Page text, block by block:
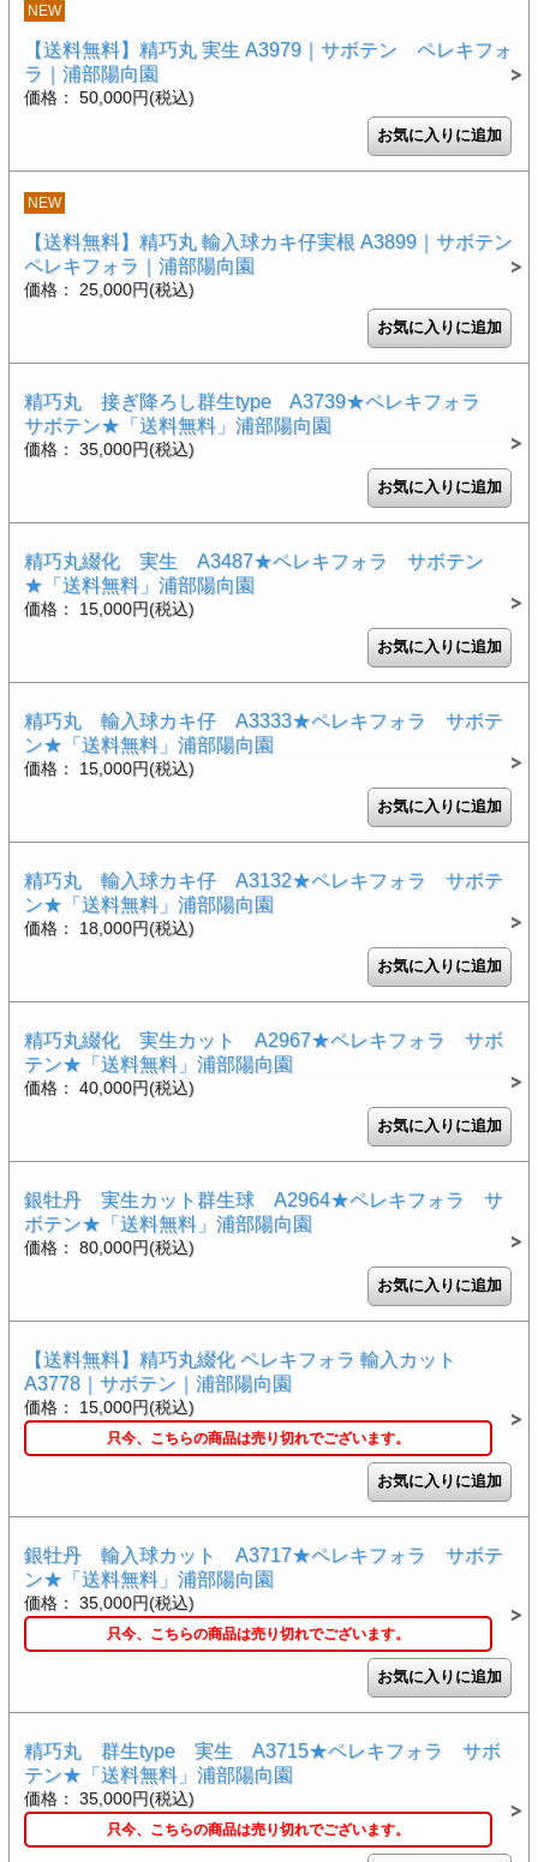
NEW
【送料無料】精巧丸 実生 A3979｜サボテン ペレキフォ
ラ｜浦部陽向園
価格： 50,000円(税込)
NEW
【送料無料】精巧丸 輸入球カキ仔実根 A3899｜サボテン
ペレキフォラ｜浦部陽向園
価格： 25,000円(税込)
精巧丸 接ぎ降ろし群生type A3739★ペレキフォラ
サボテン★「送料無料」浦部陽向園
価格： 35,000円(税込)
精巧丸綴化 実生 A3487★ペレキフォラ サボテン
★「送料無料」浦部陽向園
価格： 15,000円(税込)
精巧丸 輸入球カキ仔 A3333★ペレキフォラ サボテ
ン★「送料無料」浦部陽向園
価格： 15,000円(税込)
精巧丸 輸入球カキ仔 A3132★ペレキフォラ サボテ
ン★「送料無料」浦部陽向園
価格： 18,000円(税込)
精巧丸綴化 実生カット A2967★ペレキフォラ サボ
テン★「送料無料」浦部陽向園
価格： 40,000円(税込)
銀牡丹 実生カット群生球 A2964★ペレキフォラ サ
ボテン★「送料無料」浦部陽向園
価格： 80,000円(税込)
【送料無料】精巧丸綴化 ペレキフォラ 輸入カット
A3778｜サボテン｜浦部陽向園
価格： 15,000円(税込)
只今、こちらの商品は売り切れでございます。
銀牡丹 輸入球カット A3717★ペレキフォラ サボテ
ン★「送料無料」浦部陽向園
価格： 35,000円(税込)
只今、こちらの商品は売り切れでございます。
精巧丸 群生type 実生 A3715★ペレキフォラ サボ
テン★「送料無料」浦部陽向園
価格： 35,000円(税込)
只今、こちらの商品は売り切れでございます。